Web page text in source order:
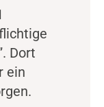
Dort
ein